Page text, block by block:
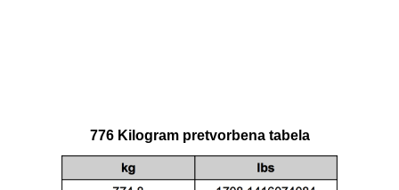
776 Kilogram pretvorbena tabela